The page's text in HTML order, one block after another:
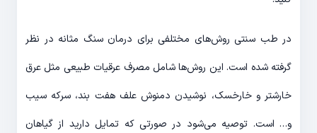
در طب سنتی روش‌های مختلفی برای درمان سنگ مثانه در نظر
گرفته شده است. این روش‌ها شامل مصرف عرقیات طبیعی مثل عرق
خارشتر و خارخسک، نوشیدن دمنوش علف هفت بند، سرکه سیب
و… است. توصیه می‌شود در صورتی که تمایل دارید از گیاهان